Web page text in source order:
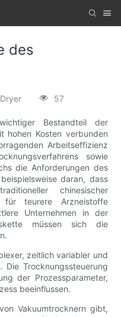
des
57
Bestandteil der
hohen Kosten verbunden
Arbeitseffizienz
sowie
die Anforderungen des
daran, dass
chinesischer
für teurere Arzneistoffe
Unternehmen in der
müssen sich die
zeitlich variabler und
Die Trocknungssteuerung
der Prozessparameter,
beeinflussen.
Vakuumtrocknern gibt,